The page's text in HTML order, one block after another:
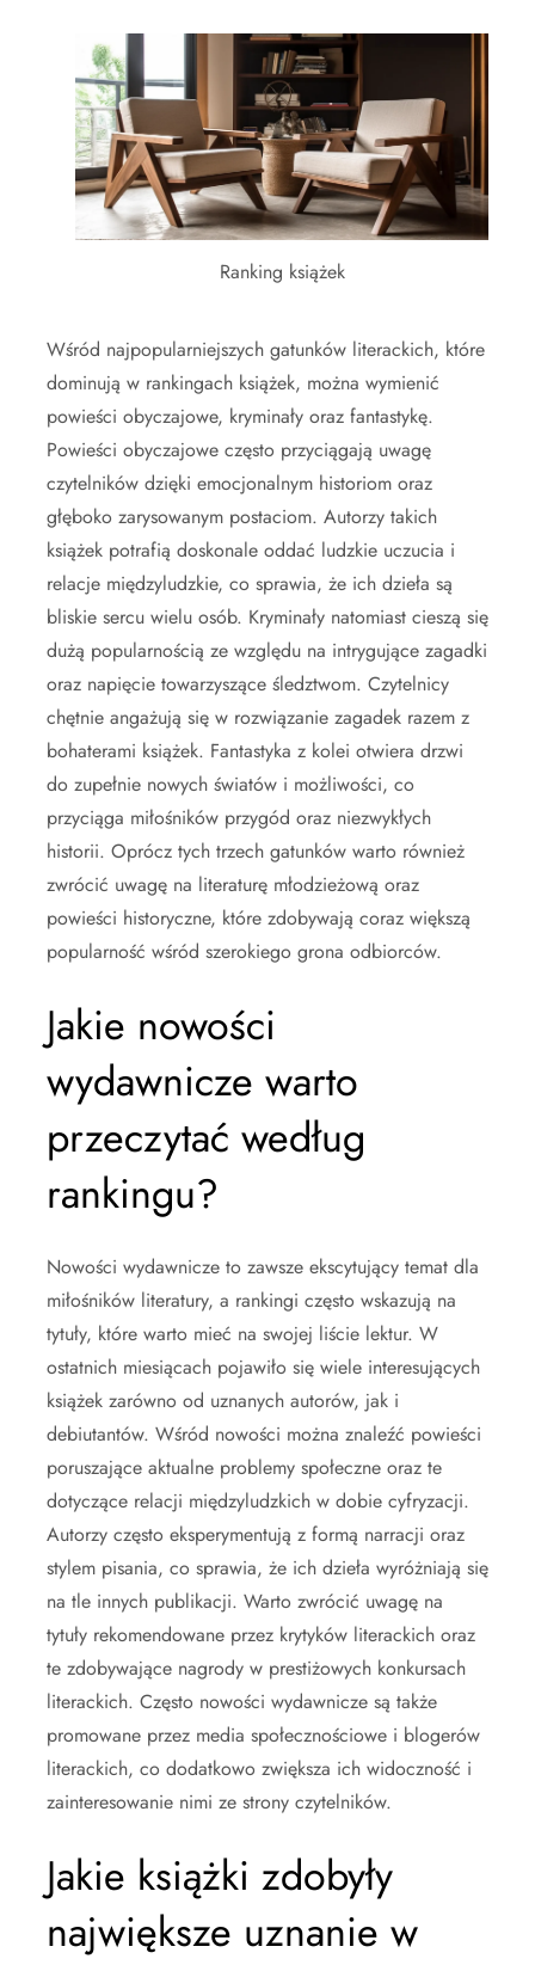
Ranking książek
Wśród najpopularniejszych gatunków literackich, które
dominują w rankingach książek, można wymienić
powieści obyczajowe, kryminały oraz fantastykę.
Powieści obyczajowe często przyciągają uwagę
czytelników dzięki emocjonalnym historiom oraz
głęboko zarysowanym postaciom. Autorzy takich
książek potrafią doskonale oddać ludzkie uczucia i
relacje międzyludzkie, co sprawia, że ich dzieła są
bliskie sercu wielu osób. Kryminały natomiast cieszą się
dużą popularnością ze względu na intrygujące zagadki
oraz napięcie towarzyszące śledztwom. Czytelnicy
chętnie angażują się w rozwiązanie zagadek razem z
bohaterami książek. Fantastyka z kolei otwiera drzwi
do zupełnie nowych światów i możliwości, co
przyciąga miłośników przygód oraz niezwykłych
historii. Oprócz tych trzech gatunków warto również
zwrócić uwagę na literaturę młodzieżową oraz
powieści historyczne, które zdobywają coraz większą
popularność wśród szerokiego grona odbiorców.
Jakie nowości
wydawnicze warto
przeczytać według
rankingu?
Nowości wydawnicze to zawsze ekscytujący temat dla
miłośników literatury, a rankingi często wskazują na
tytuły, które warto mieć na swojej liście lektur. W
ostatnich miesiącach pojawiło się wiele interesujących
książek zarówno od uznanych autorów, jak i
debiutantów. Wśród nowości można znaleźć powieści
poruszające aktualne problemy społeczne oraz te
dotyczące relacji międzyludzkich w dobie cyfryzacji.
Autorzy często eksperymentują z formą narracji oraz
stylem pisania, co sprawia, że ich dzieła wyróżniają się
na tle innych publikacji. Warto zwrócić uwagę na
tytuły rekomendowane przez krytyków literackich oraz
te zdobywające nagrody w prestiżowych konkursach
literackich. Często nowości wydawnicze są także
promowane przez media społecznościowe i blogerów
literackich, co dodatkowo zwiększa ich widoczność i
zainteresowanie nimi ze strony czytelników.
Jakie książki zdobyły
największe uznanie w